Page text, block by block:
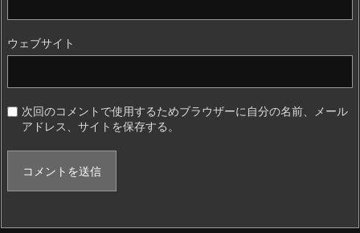
ウェブサイト
次回のコメントで使用するためブラウザーに自分の名前、メール
アドレス、サイトを保存する。